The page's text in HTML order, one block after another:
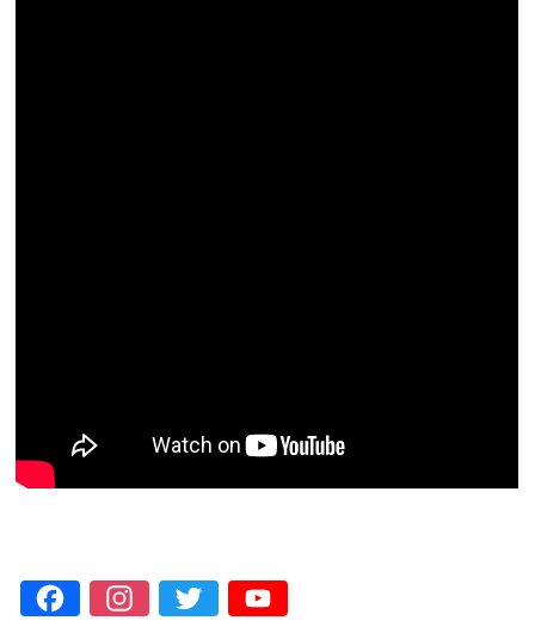
Facebook
Instagram
Twitter